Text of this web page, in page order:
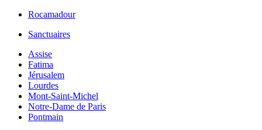
Rocamadour
Sanctuaires
Assise
Fatima
Jérusalem
Lourdes
Mont-Saint-Michel
Notre-Dame de Paris
Pontmain